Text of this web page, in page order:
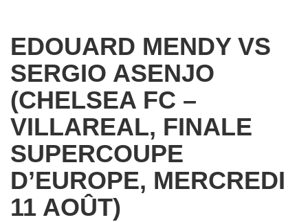
EDOUARD MENDY VS
SERGIO ASENJO
(CHELSEA FC –
VILLAREAL, FINALE
SUPERCOUPE
D’EUROPE, MERCREDI
11 AOÛT)